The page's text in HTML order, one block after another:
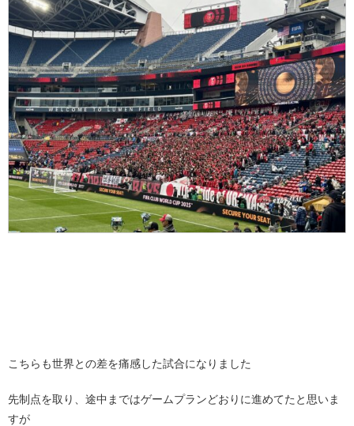
こちらも世界との差を痛感した試合になりました
先制点を取り、途中まではゲームプランどおりに進めてたと思いま
すが